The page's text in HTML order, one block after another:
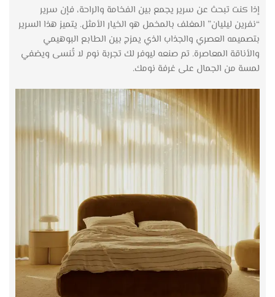
إذا كنت تبحث عن سرير يجمع بين الفخامة والراحة، فإن سرير
“نفرين ليليان” المغلف بالمخمل هو الخيار الأمثل. يتميز هذا السرير
بتصميمه العصري والجذاب الذي يمزج بين الطابع البوهيمي
والأناقة المعاصرة. تم صنعه ليوفر لك تجربة نوم لا تُنسى ويضفي
لمسة من الجمال على غرفة نومك.